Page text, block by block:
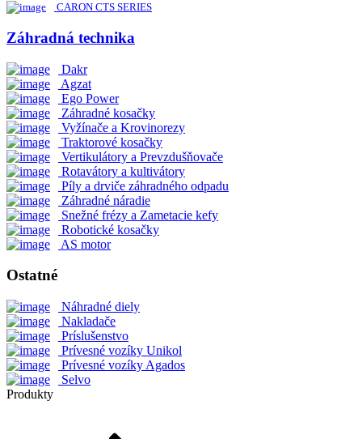
CARON CTS SERIES
Záhradná technika
Dakr
Agzat
Ego Power
Záhradné kosačky
Vyžínače a Krovinorezy
Traktorové kosačky
Vertikulátory a Prevzdušňovače
Rotavátory a kultivátory
Píly a drviče záhradného odpadu
Záhradné náradie
Snežné frézy a Zametacie kefy
Robotické kosačky
AS motor
Ostatné
Náhradné diely
Nakladače
Príslušenstvo
Prívesné vozíky Unikol
Prívesné vozíky Agados
Selvo
Produkty